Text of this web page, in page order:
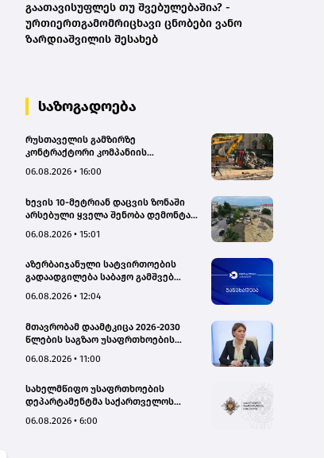
გაათავისუფლეს თუ შვებულებაშია? -
ურთიერთგამომრიცხავი ცნობები ვანო
ზარდიაშვილის შესახებ
საზოგადოება
რუსთაველის გამზირზე
კონტრაქტორი კომპანიის
ახლოს იმოძრავა, რამაც ნიადაგის
გამოიწვია, გადაბრუნდა
ავტომანქანა - თვითმცლელში
იმყოფებოდა მცირეწლოვანი ბავშვი
06.08.2026 • 16:00
ხევის 10-მეტრიან დაცვის ზონაში
არსებული ყველა შენობა დემონტაჟს
06.08.2026 • 15:01
აზერბაიჯანული სატვირთოების
გადაადგილება საბაჟო გამშვებ
მიმდინარეობს- შემოსავლების
06.08.2026 • 12:04
მთავრობამ დაამტკიცა 2026-2030
წლების საგზაო უსაფრთხოების
სამოქმედო გეგმა – თამარ
06.08.2026 • 11:00
სახელმწიფო უსაფრთხოების
დეპარტამენტმა საქართველოს
საზიანოდ საბოტაჟის მუხლით
06.08.2026 • 6:00